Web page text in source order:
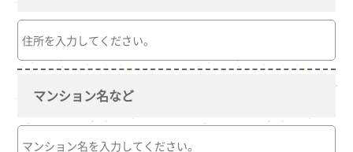
マンション名など